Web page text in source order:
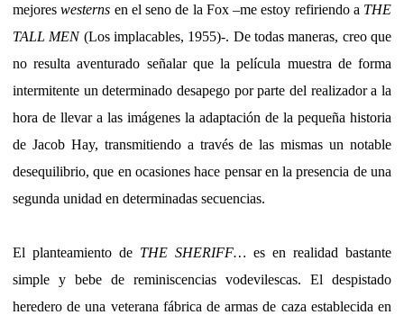
mejoreswesterns en el seno de la Fox –me estoy refiriendo a THE
TALL MEN(Los implacables, 1955)-. De todas maneras, creo que
no resulta aventurado señalar que la película muestra de forma
intermitente un determinado desapego por parte del realizador a la
hora de llevar a las imágenes la adaptación de la pequeña historia
de Jacob Hay, transmitiendo a través de las mismas un notable
desequilibrio, que en ocasiones hace pensar en la presencia de una
segunda unidad en determinadas secuencias.
El planteamiento de THE SHERIFF… es en realidad bastante
simple y bebe de reminiscencias vodevilescas. El despistado
heredero de una veterana fábrica de armas de caza establecida en